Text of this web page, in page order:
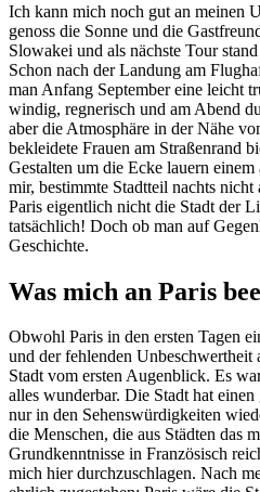
Ich kann mich noch gut an meinen
genoss die Sonne und die
Slowakei und als nächste Tour
Schon nach der Landung am
man Anfang September eine leicht
windig, regnerisch und am Abend
aber die Atmosphäre in der Nähe
bekleidete Frauen am Straßenrand
Gestalten um die Ecke lauern
mir, bestimmte Stadtteil nachts
Paris eigentlich nicht die Stadt der
tatsächlich! Doch ob man auf
Geschichte.
Was mich an Paris
Obwohl Paris in den ersten Tagen
und der fehlenden Unbeschwertheit
Stadt vom ersten Augenblick. Es
alles wunderbar. Die Stadt hat
nur in den Sehenswürdigkeiten
die Menschen, die aus Städten das
Grundkenntnisse in Französisch
mich hier durchzuschlagen. Nach